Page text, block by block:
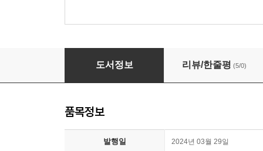
바로 톡 여행 태국어
도서정보 리뷰/한줄평 (5/0)
품목정보
발행일 2024년 03월 29일